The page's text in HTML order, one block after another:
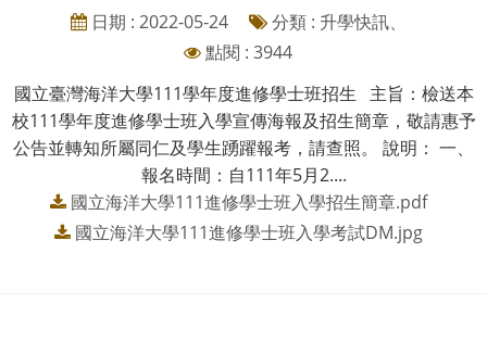
日期 : 2022-05-24
分類 : 升學快訊、
點閱 : 3944
國立臺灣海洋大學111學年度進修學士班招生 主旨：檢送本
校111學年度進修學士班入學宣傳海報及招生簡章，敬請惠予
公告並轉知所屬同仁及學生踴躍報考，請查照。 說明： 一、
報名時間：自111年5月2....
國立海洋大學111進修學士班入學招生簡章.pdf
國立海洋大學111進修學士班入學考試DM.jpg